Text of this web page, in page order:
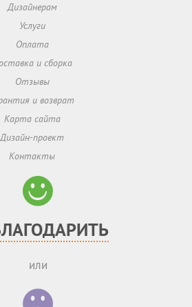
Дизайнерам
Услуги
Оплата
и сборка
Отзывы
и возврат
Карта сайта
Дизайн-проект
Контакты
или